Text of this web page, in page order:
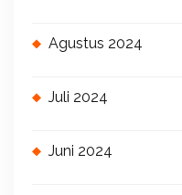
Agustus 2024
Juli 2024
Juni 2024